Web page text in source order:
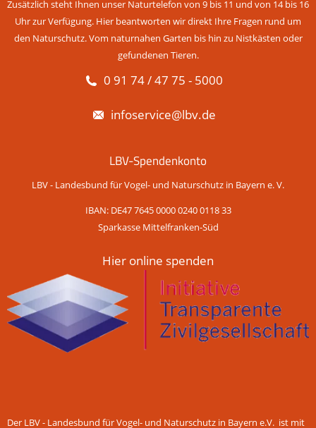
Zusätzlich steht Ihnen unser Naturtelefon von 9 bis 11 und von 14 bis 16
Uhr zur Verfügung. Hier beantworten wir direkt Ihre Fragen rund um
den Naturschutz. Vom naturnahen Garten bis hin zu Nistkästen oder
gefundenen Tieren.
0 91 74 / 47 75 - 5000
infoservice@lbv.de
LBV-Spendenkonto
LBV - Landesbund für Vogel- und Naturschutz in Bayern e. V.
IBAN: DE47 7645 0000 0240 0118 33
Sparkasse Mittelfranken-Süd
Hier online spenden
Der LBV - Landesbund für Vogel- und Naturschutz in Bayern e.V. ist mit